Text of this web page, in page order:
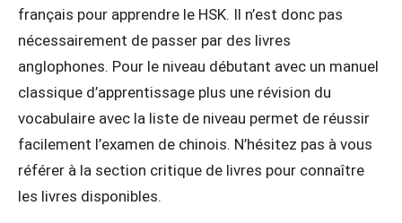
français pour apprendre le HSK. Il n’est donc pas
nécessairement de passer par des livres
anglophones. Pour le niveau débutant avec un manuel
classique d’apprentissage plus une révision du
vocabulaire avec la liste de niveau permet de réussir
facilement l’examen de chinois. N’hésitez pas à vous
référer à la section critique de livres pour connaître
les livres disponibles.